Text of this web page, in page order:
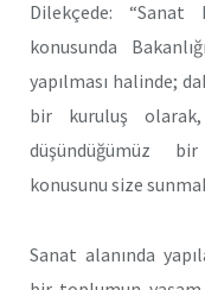
Dilekçede: “Sanat
konusunda
yapılması halinde;
bir kuruluş olarak,
düşündüğümüz
konusunu size
Sanat alanında